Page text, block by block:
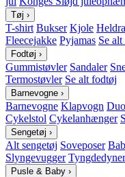
Tøj ›
T-shirt Bukser Kjole
Fleecejakke Pyjamas Se alt
Fodtøj ›
Gummistøvler Sandaler
Termostøvler Se alt fodtøj
Barnevogne ›
Barnevogne Klapvogn
Cykelstol Cykelanhænger
Sengetøj ›
Alt sengetøj Soveposer
Slyngevugger Tyngdedyner
Pusle & Baby ›